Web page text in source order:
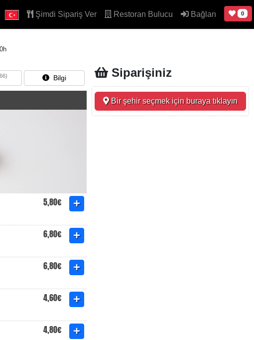
Şimdi Sipariş Ver Restoran Bulucu Bağlan 0
Bilgi
5,80€
6,80€
6,80€
4,60€
4,80€
Siparişiniz
Bir şehir seçmek için buraya tıklayın